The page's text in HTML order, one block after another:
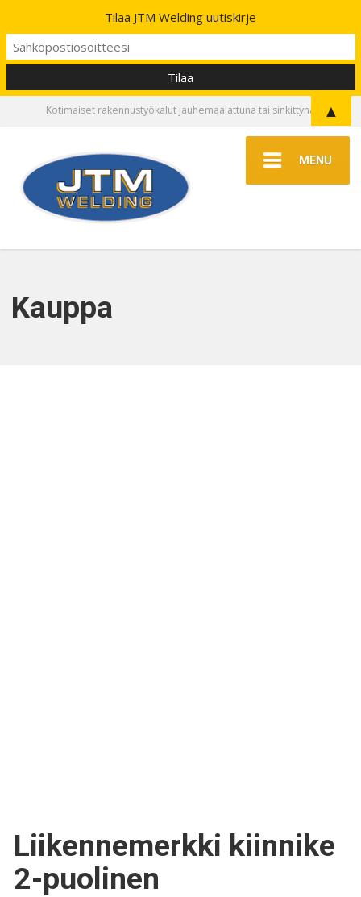
Kotimaiset rakennustyökalut jauhemaalattuna tai sinkittynä
MENU
Kauppa
Liikennemerkki kiinnike
2-puolinen
Tilaa JTM Welding uutiskirje
▲